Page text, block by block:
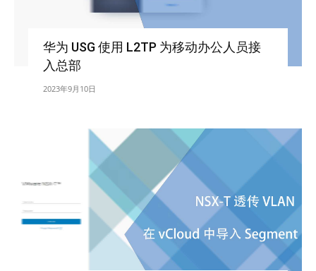
华为 USG 使用 L2TP 为移动办公人员接
入总部
2023年9月10日